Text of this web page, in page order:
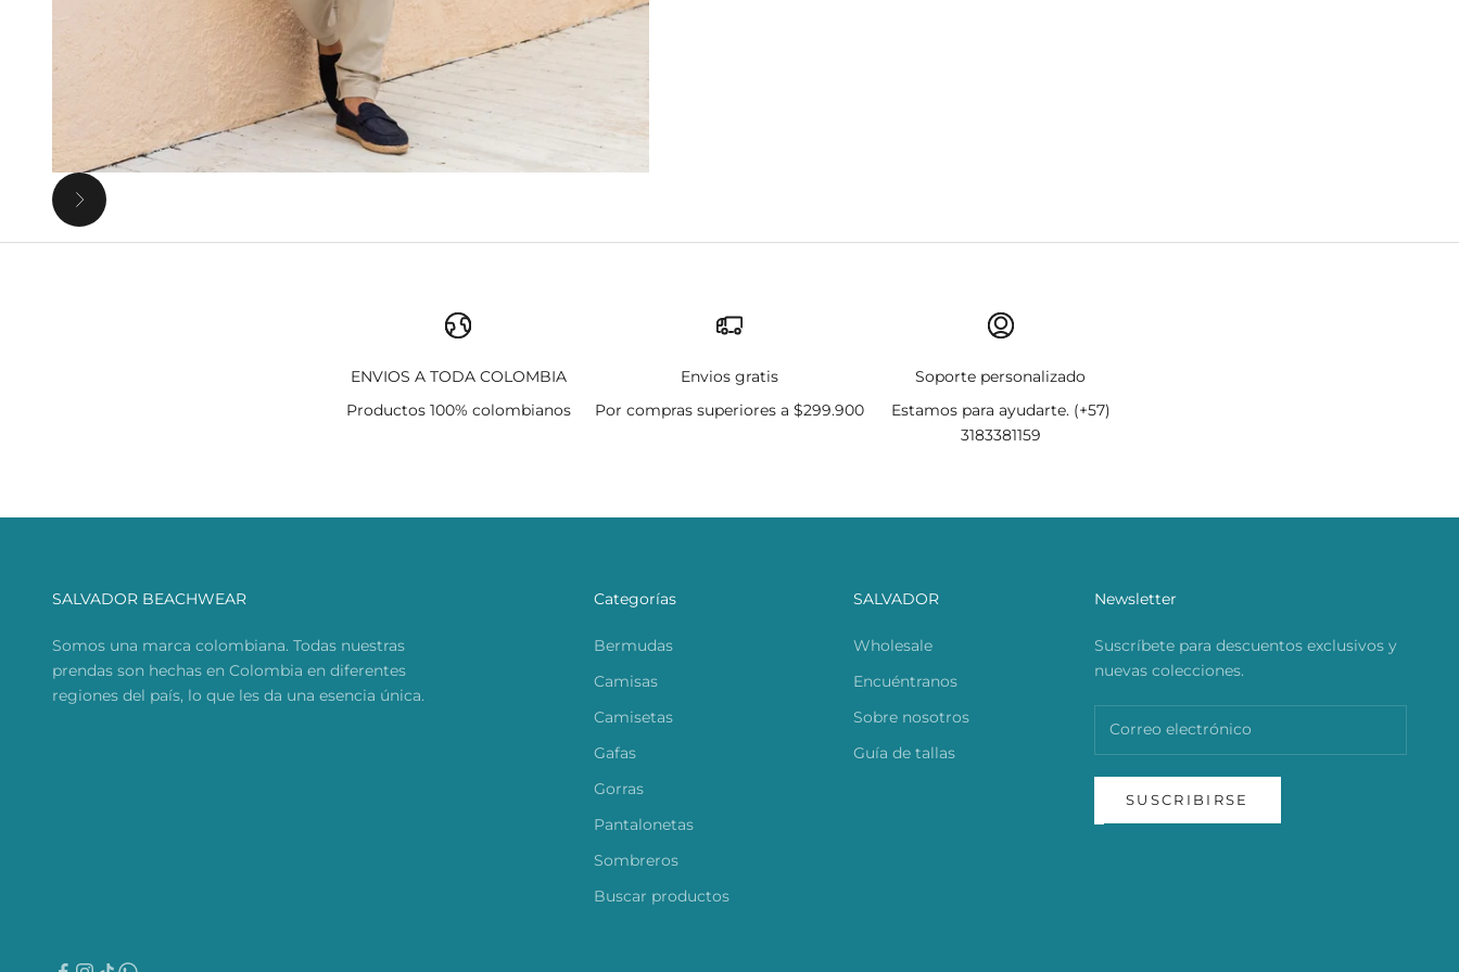
Ir al artículo 3
Siguiente
ENVIOS A TODA COLOMBIA
Productos 100% colombianos
Envios gratis
Por compras superiores a $299.900
Soporte personalizado
Estamos para ayudarte. (+57)
3183381159
SALVADOR BEACHWEAR
Somos una marca colombiana. Todas nuestras
prendas son hechas en Colombia en diferentes
regiones del país, lo que les da una esencia única.
Categorías
Bermudas
Camisas
Camisetas
Gafas
Gorras
Pantalonetas
Sombreros
Buscar productos
SALVADOR
Wholesale
Encuéntranos
Sobre nosotros
Guía de tallas
Newsletter
Suscríbete para descuentos exclusivos y
nuevas colecciones.
SUSCRIBIRSE